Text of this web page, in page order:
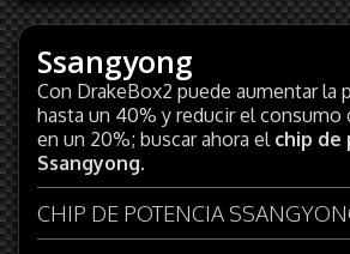
Ssangyong
Con DrakeBox2 puede aumentar la
hasta un 40% y reducir el consumo
en un 20%; buscar ahora el chip de
Ssangyong.
CHIP DE POTENCIA